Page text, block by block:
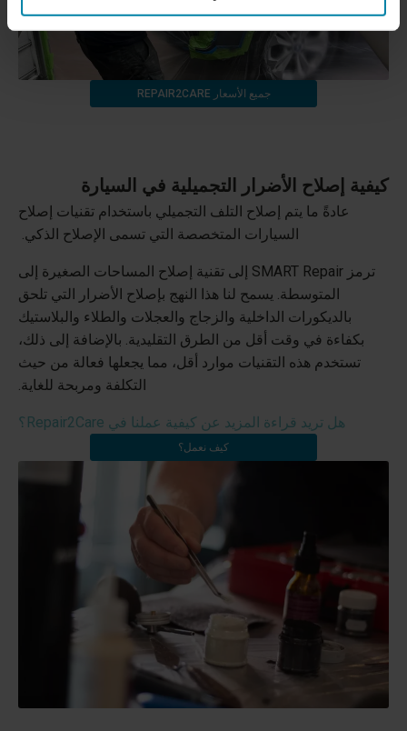
جميع الأسعار REPAIR2CARE
كيفية إصلاح الأضرار التجميلية في السيارة
عادةً ما يتم إصلاح التلف التجميلي باستخدام تقنيات إصلاح
السيارات المتخصصة التي تسمى الإصلاح الذكي.
ترمز SMART Repair إلى تقنية إصلاح المساحات الصغيرة إلى
المتوسطة. يسمح لنا هذا النهج بإصلاح الأضرار التي تلحق
بالديكورات الداخلية والزجاج والعجلات والطلاء والبلاستيك
بكفاءة في وقت أقل من الطرق التقليدية. بالإضافة إلى ذلك،
تستخدم هذه التقنيات موارد أقل، مما يجعلها فعالة من حيث
التكلفة ومربحة للغاية.
هل تريد قراءة المزيد عن كيفية عملنا في Repair2Care؟
كيف نعمل؟